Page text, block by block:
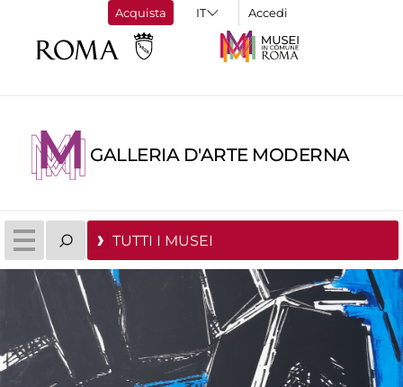
Acquista Accedi
GALLERIA D'ARTE MODERNA
TUTTI I MUSEI